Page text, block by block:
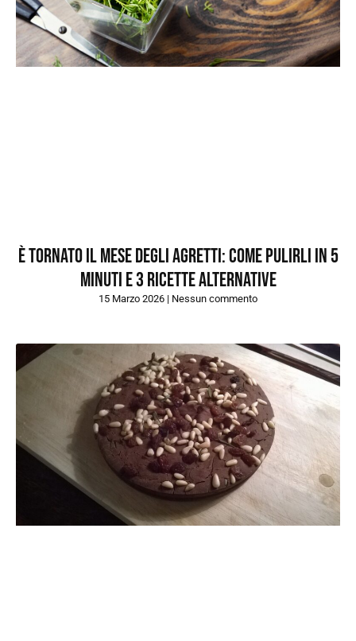
È tornato il mese degli agretti: come pulirli in 5
minuti e 3 ricette alternative
15 Marzo 2026 Nessun commento